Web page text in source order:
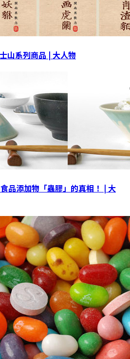
山系列商品 | 大人物
品添加物「蟲膠」的真相！ | 大